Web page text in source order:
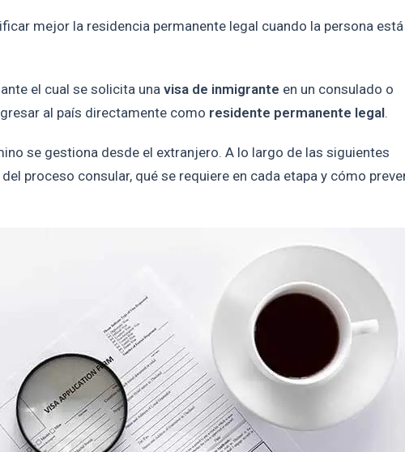
mejor la residencia permanente legal cuando la persona está
el cual se solicita una visa de inmigrante en un consulado o
al país directamente como residente permanente legal.
se gestiona desde el extranjero. A lo largo de las siguientes
proceso consular, qué se requiere en cada etapa y cómo